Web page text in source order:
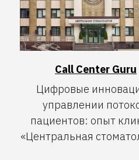
Call Center Guru
Цифровые
управлении
пациентов: опыт
«Центральная